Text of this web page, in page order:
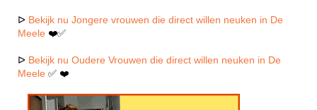
ᐅ Bekijk nu Jongere vrouwen die direct willen neuken in De
Meele ❤️✅
ᐅ Bekijk nu Oudere Vrouwen die direct willen neuken in De
Meele ✅ ❤️